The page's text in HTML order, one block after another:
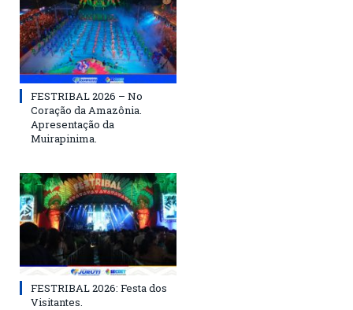
FESTRIBAL 2026 – No
Coração da Amazônia.
Apresentação da
Muirapinima.
FESTRIBAL 2026: Festa dos
Visitantes.